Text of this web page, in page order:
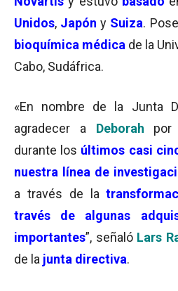
Unidos, Japón y Suiza.
bioquímica médica de la
Cabo, Sudáfrica.
«En nombre de la Junta
agradecer a Deborah por
durante los últimos casi
nuestra línea de
a través de la
través de algunas
importantes”, señaló Lars
de la junta directiva.